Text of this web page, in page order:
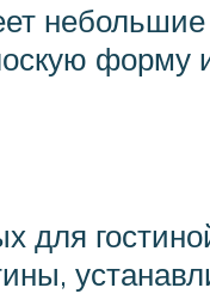
форму
для